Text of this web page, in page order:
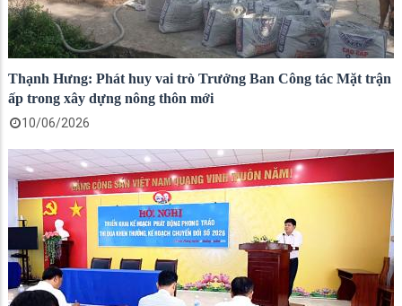
Thạnh Hưng: Phát huy vai trò Trưởng Ban Công tác Mặt trận
ấp trong xây dựng nông thôn mới
10/06/2026